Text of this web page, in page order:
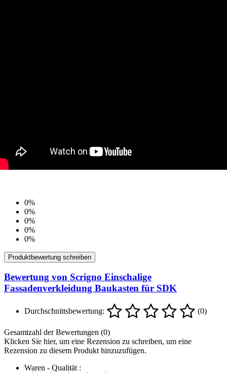
0%
0%
0%
0%
0%
Produktbewertung schreiben
Bewertung von Scrigno Einschalige
Fassadenverkleidung Baukasten für SDK
Durchschnittsbewertung: (0)
Gesamtzahl der Bewertungen (0)
Klicken Sie hier, um eine Rezension zu schreiben, um eine
Rezension zu diesem Produkt hinzuzufügen.
Waren - Qualität :